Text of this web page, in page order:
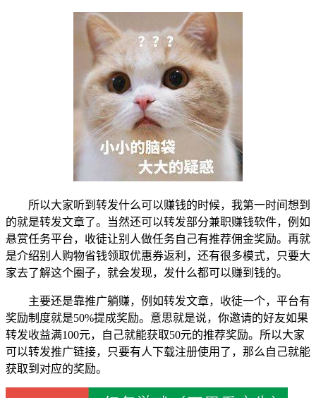
所以大家听到转发什么可以赚钱的时候，我第一时间想到
的就是转发文章了。当然还可以转发部分兼职赚钱软件，例如
悬赏任务平台，收徒让别人做任务自己有推荐佣金奖励。再就
是介绍别人购物省钱领取优惠券返利，还有很多模式，只要大
家去了解这个圈子，就会发现，发什么都可以赚到钱的。
主要还是靠推广躺赚，例如转发文章，收徒一个，平台有
奖励制度就是50%提成奖励。意思就是说，你邀请的好友如果
转发收益满100元，自己就能获取50元的推荐奖励。所以大家
可以转发推广链接，只要有人下载注册使用了，那么自己就能
获取到对应的奖励。